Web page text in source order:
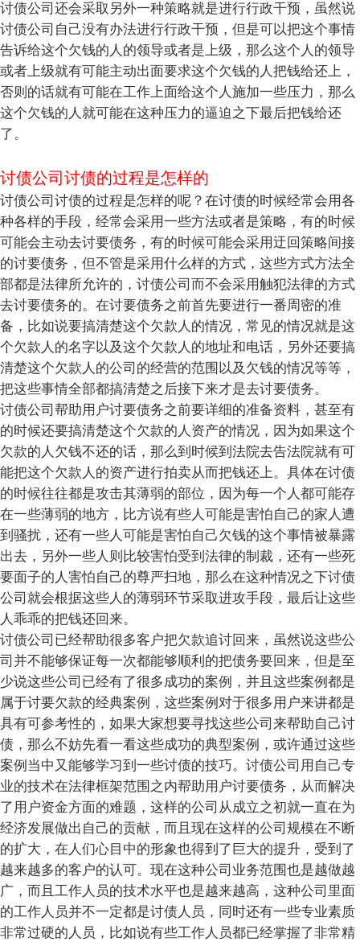
讨债公司还会采取另外一种策略就是进行行政干预，虽然说
讨债公司自己没有办法进行行政干预，但是可以把这个事情
告诉给这个欠钱的人的领导或者是上级，那么这个人的领导
或者上级就有可能主动出面要求这个欠钱的人把钱给还上，
否则的话就有可能在工作上面给这个人施加一些压力，那么
这个欠钱的人就可能在这种压力的逼迫之下最后把钱给还
了。
讨债公司讨债的过程是怎样的
讨债公司讨债的过程是怎样的呢？在讨债的时候经常会用各
种各样的手段，经常会采用一些方法或者是策略，有的时候
可能会主动去讨要债务，有的时候可能会采用迂回策略间接
的讨要债务，但不管是采用什么样的方式，这些方式方法全
部都是法律所允许的，讨债公司而不会采用触犯法律的方式
去讨要债务的。在讨要债务之前首先要进行一番周密的准
备，比如说要搞清楚这个欠款人的情况，常见的情况就是这
个欠款人的名字以及这个欠款人的地址和电话，另外还要搞
清楚这个欠款人的公司的经营的范围以及欠钱的情况等等，
把这些事情全部都搞清楚之后接下来才是去讨要债务。
讨债公司帮助用户讨要债务之前要详细的准备资料，甚至有
的时候还要搞清楚这个欠款的人资产的情况，因为如果这个
欠款的人欠钱不还的话，那么到时候到法院去告法院就有可
能把这个欠款人的资产进行拍卖从而把钱还上。具体在讨债
的时候往往都是攻击其薄弱的部位，因为每一个人都可能存
在一些薄弱的地方，比方说有些人可能是害怕自己的家人遭
到骚扰，还有一些人可能是害怕自己欠钱的这个事情被暴露
出去，另外一些人则比较害怕受到法律的制裁，还有一些死
要面子的人害怕自己的尊严扫地，那么在这种情况之下讨债
公司就会根据这些人的薄弱环节采取进攻手段，最后让这些
人乖乖的把钱还回来。
讨债公司已经帮助很多客户把欠款追讨回来，虽然说这些公
司并不能够保证每一次都能够顺利的把债务要回来，但是至
少说这些公司已经有了很多成功的案例，并且这些案例都是
属于讨要欠款的经典案例，这些案例对于很多用户来讲都是
具有可参考性的，如果大家想要寻找这些公司来帮助自己讨
债，那么不妨先看一看这些成功的典型案例，或许通过这些
案例当中又能够学习到一些讨债的技巧。讨债公司用自己专
业的技术在法律框架范围之内帮助用户讨要债务，从而解决
了用户资金方面的难题，这样的公司从成立之初就一直在为
经济发展做出自己的贡献，而且现在这样的公司规模在不断
的扩大，在人们心目中的形象也得到了巨大的提升，受到了
越来越多的客户的认可。现在这种公司业务范围也是越做越
广，而且工作人员的技术水平也是越来越高，这种公司里面
的工作人员并不一定都是讨债人员，同时还有一些专业素质
非常过硬的人员，比如说有些工作人员都已经掌握了非常精